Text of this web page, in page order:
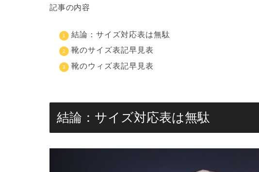
記事の内容
結論：サイズ対応表は無駄
靴のサイズ表記早見表
靴のウィズ表記早見表
結論：サイズ対応表は無駄